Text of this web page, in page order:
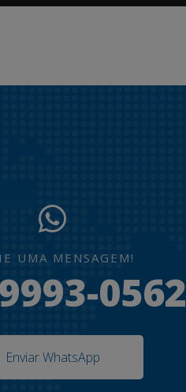
UMA MENSAGEM!
0562
Enviar WhatsApp